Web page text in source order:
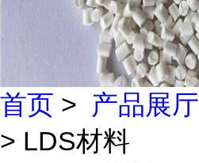
首页 > 产品展厅
> LDS材料